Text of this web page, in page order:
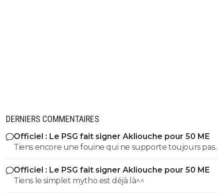
DERNIERS COMMENTAIRES
Officiel : Le PSG fait signer Akliouche pour 50 ME
Tiens encore une fouine qui ne supporte toujours pas
d'entendre la vérité. ^^
Officiel : Le PSG fait signer Akliouche pour 50 ME
Tiens le simplet mytho est déjà là^^